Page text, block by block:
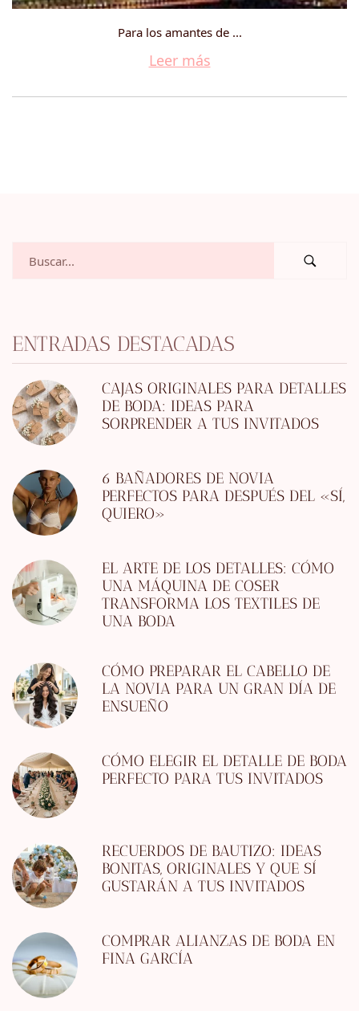
Para los amantes de ...
Leer más
ENTRADAS DESTACADAS
CAJAS ORIGINALES PARA DETALLES
DE BODA: IDEAS PARA
SORPRENDER A TUS INVITADOS
6 BAÑADORES DE NOVIA
PERFECTOS PARA DESPUÉS DEL «SÍ,
QUIERO»
EL ARTE DE LOS DETALLES: CÓMO
UNA MÁQUINA DE COSER
TRANSFORMA LOS TEXTILES DE
UNA BODA
CÓMO PREPARAR EL CABELLO DE
LA NOVIA PARA UN GRAN DÍA DE
ENSUEÑO
CÓMO ELEGIR EL DETALLE DE BODA
PERFECTO PARA TUS INVITADOS
RECUERDOS DE BAUTIZO: IDEAS
BONITAS, ORIGINALES Y QUE SÍ
GUSTARÁN A TUS INVITADOS
COMPRAR ALIANZAS DE BODA EN
FINA GARCÍA